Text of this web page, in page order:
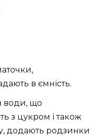
в ємність.
води, що
з цукром і також
додають родзинки